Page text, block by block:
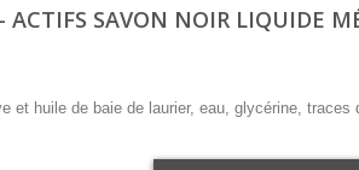
ACTIFS SAVON NOIR LIQUIDE
et huile de baie de laurier, eau, glycérine,